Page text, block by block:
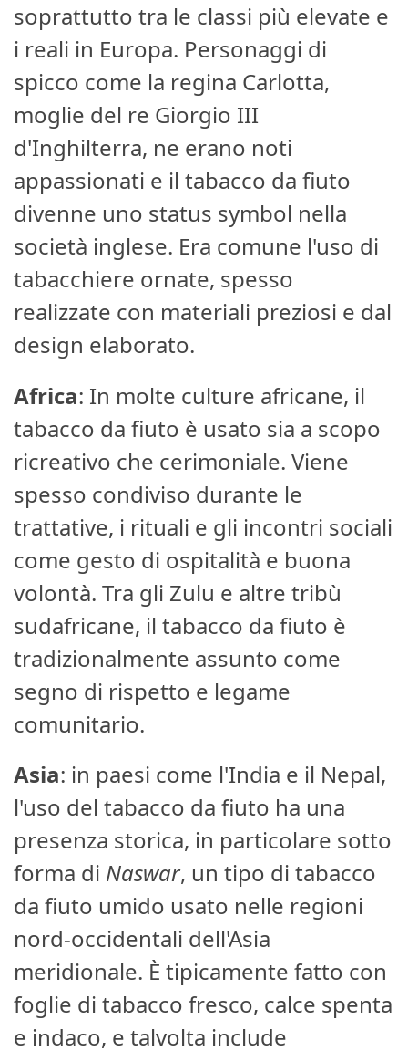
soprattutto tra le classi più elevate e
i reali in Europa. Personaggi di
spicco come la regina Carlotta,
moglie del re Giorgio III
d'Inghilterra, ne erano noti
appassionati e il tabacco da fiuto
divenne uno status symbol nella
società inglese. Era comune l'uso di
tabacchiere ornate, spesso
realizzate con materiali preziosi e dal
design elaborato.
Africa: In molte culture africane, il
tabacco da fiuto è usato sia a scopo
ricreativo che cerimoniale. Viene
spesso condiviso durante le
trattative, i rituali e gli incontri sociali
come gesto di ospitalità e buona
volontà. Tra gli Zulu e altre tribù
sudafricane, il tabacco da fiuto è
tradizionalmente assunto come
segno di rispetto e legame
comunitario.
Asia: in paesi come l'India e il Nepal,
l'uso del tabacco da fiuto ha una
presenza storica, in particolare sotto
forma di Naswar, un tipo di tabacco
da fiuto umido usato nelle regioni
nord-occidentali dell'Asia
meridionale. È tipicamente fatto con
foglie di tabacco fresco, calce spenta
e indaco, e talvolta include